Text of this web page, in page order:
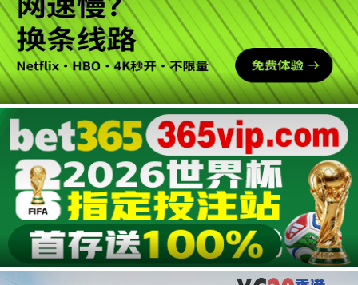
第04集 第03集 第02集
第01集
广告
广告